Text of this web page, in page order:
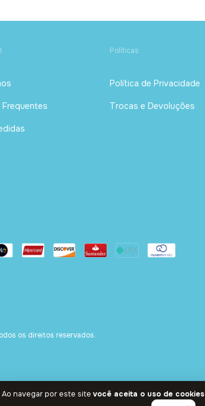
Ao navegar por este site você aceita o uso de cookies
Políticas
Política de Privacidade
Trocas e Devoluções
os direitos reservados.